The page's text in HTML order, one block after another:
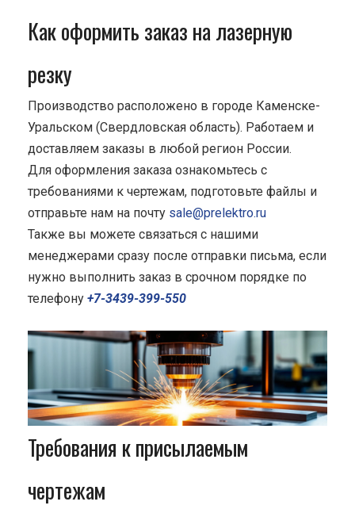
Как оформить заказ на лазерную
резку
Производство расположено в городе Каменске-
Уральском (Свердловская область). Работаем и
доставляем заказы в любой регион России.
Для оформления заказа ознакомьтесь с
требованиями к чертежам, подготовьте файлы и
отправьте нам на почту sale@prelektro.ru
Также вы можете связаться с нашими
менеджерами сразу после отправки письма, если
нужно выполнить заказ в срочном порядке по
телефону +7-3439-399-550
Требования к присылаемым
чертежам